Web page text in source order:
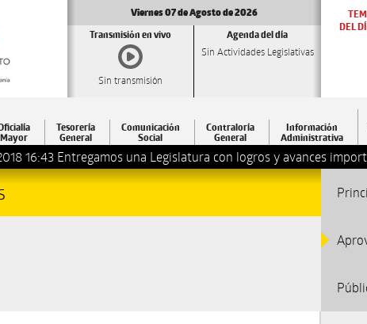
Viernes 07 de Agosto de 2026
Transmisión en vivo
Sin transmisión
Agenda del día
Sin Actividades Legislativas
DEL
Mayor
Tesorería
General
Comunicación
Social
Contraloría
General
Información
Administrativa
16:43 Entregamos una Legislatura con logros y avances